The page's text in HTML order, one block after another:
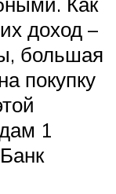
доход –
большая
покупку
1